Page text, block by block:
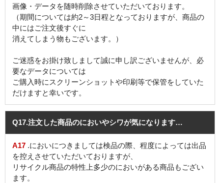
画像・データを随時削除させていただいております。
（期間については約2～3日程となっておりますが、商品の
中にはご注文後すぐに
消えてしまう物もございます。）
ご迷惑をお掛け致しまして誠に申し訳ございませんが、必
要なデータについては
ご購入時にスクリーンショットや印刷等で保管をしていた
だけますと幸いです。
Q17.注文した商品のにおいやシワが気になります…
A17 .においにつきましては検品の際、程度によっては出品
を控えさせていただいておりますが、
リサイクル商品の特性上多少のにおいがある商品もござい
ます。